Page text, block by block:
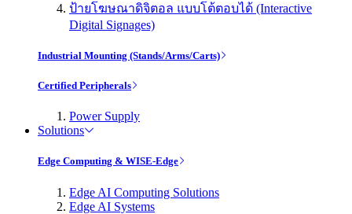
ป้ายโฆษณาดิจิตอล แบบโต้ตอบได้ (Interactive
Digital Signages)
Industrial Mounting (Stands/Arms/Carts)
Certified Peripherals
Power Supply
Solutions
Edge Computing & WISE-Edge
Edge AI Computing Solutions
Edge AI Systems